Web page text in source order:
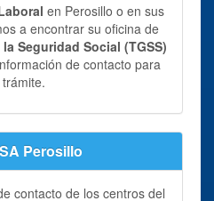
en Perosillo o en sus
a encontrar su oficina de
Seguridad Social (TGSS)
de contacto para
Perosillo
contacto de los centros del